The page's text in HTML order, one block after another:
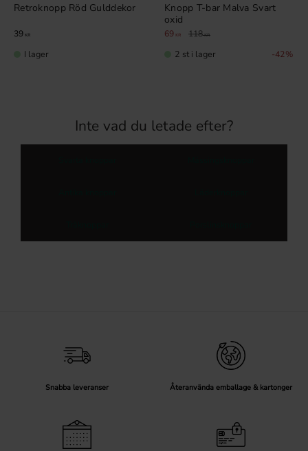
Retroknopp Röd Gulddekor
39 KR
I lager
Knopp T-bar Malva Svart
oxid
69 KR 118KR
42%
2 st i lager
Inte vad du letade efter?
Snabba leveranser Återanvända emballage & kartonger